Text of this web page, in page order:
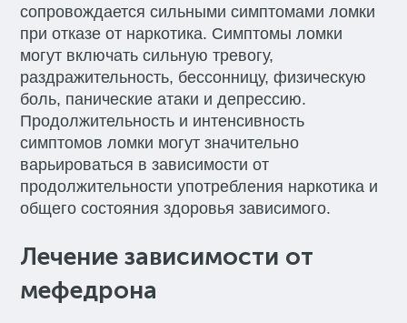
сопровождается сильными симптомами ломки
при отказе от наркотика. Симптомы ломки
могут включать сильную тревогу,
раздражительность, бессонницу, физическую
боль, панические атаки и депрессию.
Продолжительность и интенсивность
симптомов ломки могут значительно
варьироваться в зависимости от
продолжительности употребления наркотика и
общего состояния здоровья зависимого.
Лечение зависимости от
мефедрона